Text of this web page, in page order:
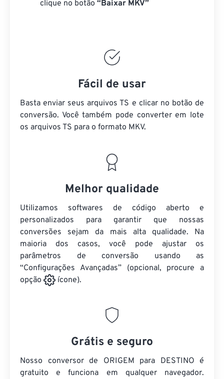
clique no botão “Baixar MKV”
Fácil de usar
Basta enviar seus arquivos TS e clicar no botão de
conversão. Você também pode converter em lote
os arquivos TS para o formato MKV.
Melhor qualidade
Utilizamos softwares de código aberto e
personalizados para garantir que nossas
conversões sejam da mais alta qualidade. Na
maioria dos casos, você pode ajustar os
parâmetros de conversão usando as
“Configurações Avançadas” (opcional, procure a
opção
ícone).
Grátis e seguro
Nosso conversor de ORIGEM para DESTINO é
gratuito e funciona em qualquer navegador.